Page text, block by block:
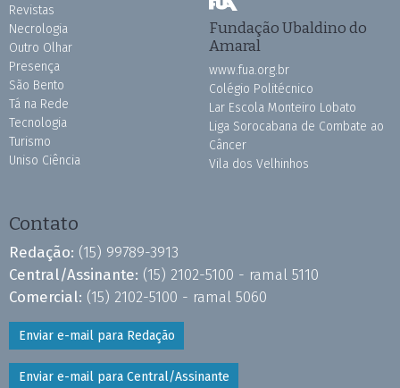
Revistas
Necrologia
Outro Olhar
Presença
São Bento
Tá na Rede
Tecnologia
Turismo
Uniso Ciência
Fundação Ubaldino do
Amaral
www.fua.org.br
Colégio Politécnico
Lar Escola Monteiro Lobato
Liga Sorocabana de Combate ao
Câncer
Vila dos Velhinhos
Contato
Redação: (15) 99789-3913
Central/Assinante: (15) 2102-5100 - ramal 5110
Comercial: (15) 2102-5100 - ramal 5060
Enviar e-mail para Redação
Enviar e-mail para Central/Assinante